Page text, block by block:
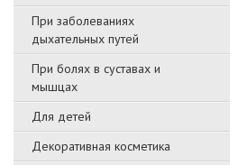
При заболеваниях
дыхательных путей
При болях в суставах и
мышцах
Для детей
Декоративная косметика